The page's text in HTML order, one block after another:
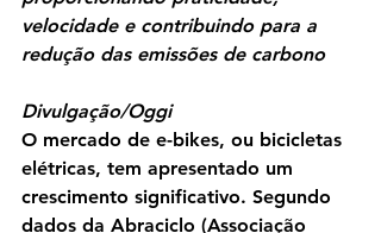
velocidade e contribuindo para a
redução das emissões de carbono
Divulgação/Oggi
O mercado de e-bikes, ou bicicletas
elétricas, tem apresentado um
crescimento significativo. Segundo
dados da Abraciclo (Associação